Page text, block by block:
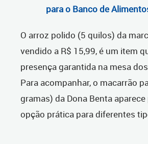
para o Banco de
O arroz polido (5 quilos) da
vendido a R$ 15,99, é um item
presença garantida na mesa
Para acompanhar, o macarrão
gramas) da Dona Benta aparece
opção prática para diferentes